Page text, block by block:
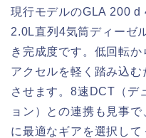
現行モデルのGLA 200 d
2.0L直列4気筒ディーゼ
き完成度です。低回転か
アクセルを軽く踏み込
させます。8速DCT（デ
ョン）との連携も見事
に最適なギアを選択して